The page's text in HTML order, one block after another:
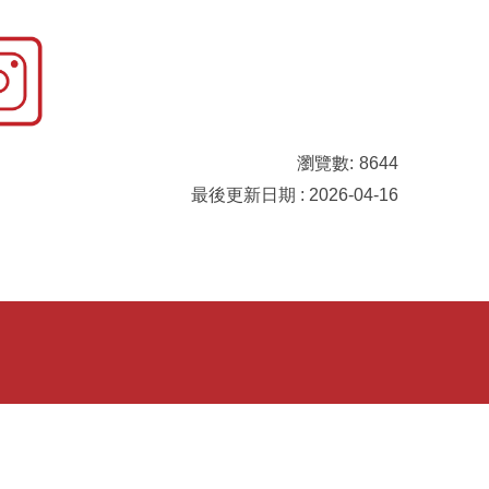
瀏覽數: 8644
最後更新日期 : 2026-04-16